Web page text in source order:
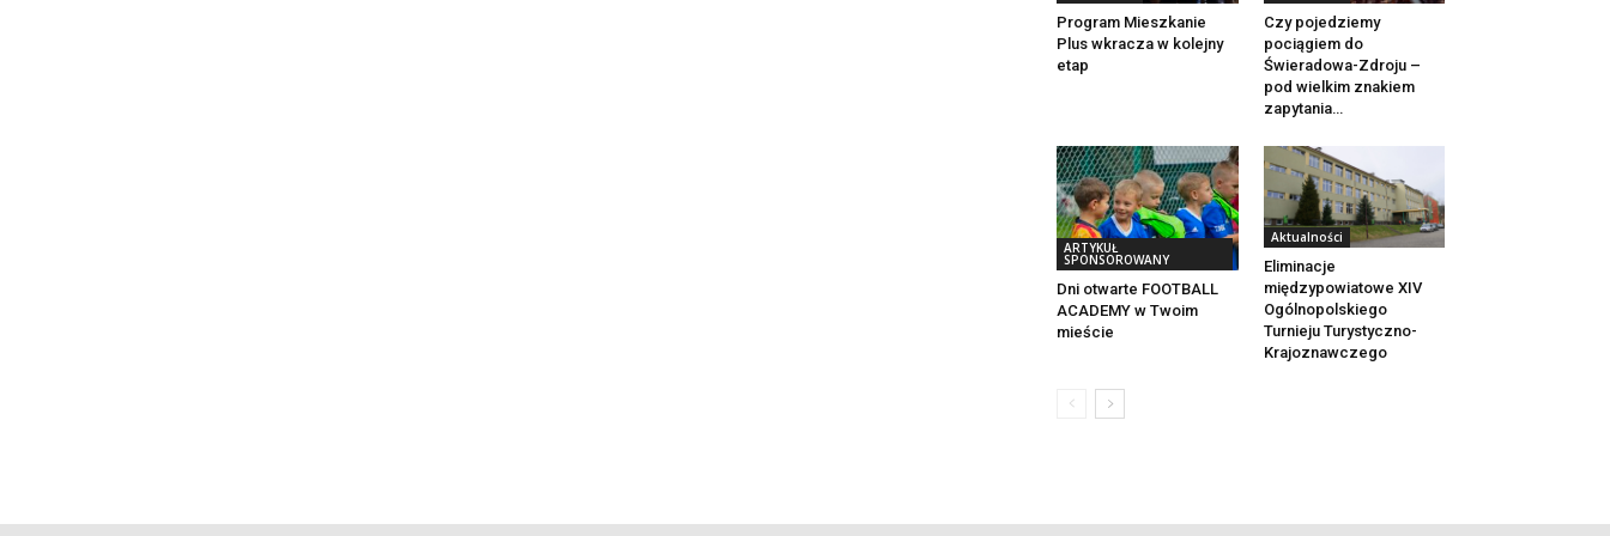
Program Mieszkanie
Plus wkracza w kolejny
etap
Czy pojedziemy
pociągiem do
Świeradowa-Zdroju –
pod wielkim znakiem
zapytania…
ARTYKUŁ
SPONSOROWANY
Dni otwarte FOOTBALL
ACADEMY w Twoim
mieście
Aktualności
Eliminacje
międzypowiatowe XIV
Ogólnopolskiego
Turnieju Turystyczno-
Krajoznawczego